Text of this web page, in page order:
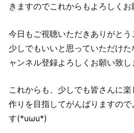
きますのでこれからもよろしくお
今日もご視聴いただきありがと
少しでもいいと思っていただけ
ャンネル登録よろしくお願い致し
これからも、少しでも皆さんに
作りを目指してがんばりますので
す(*uωu*)